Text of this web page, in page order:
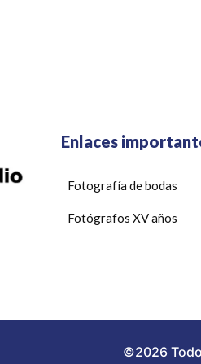
Enlaces
Fotografía de bodas
Fotógrafos XV años
©2026